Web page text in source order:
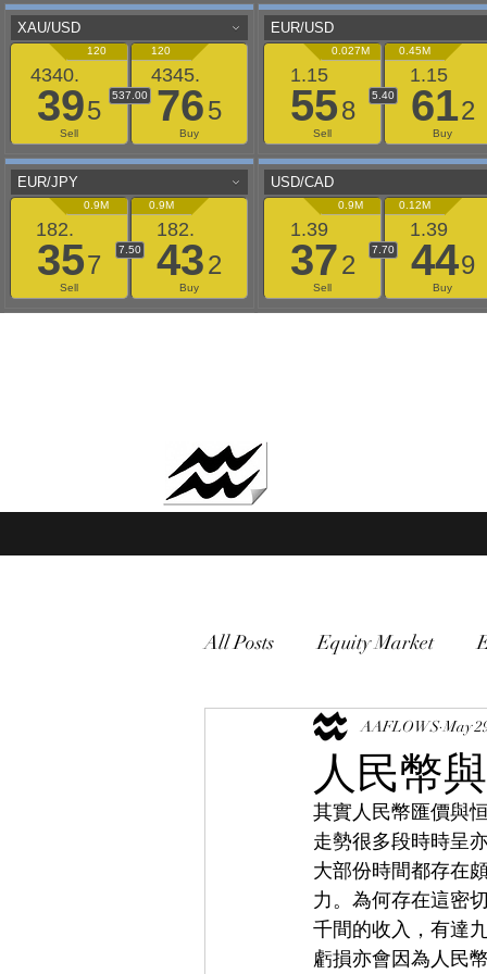
All Posts Equity Market
VIX Market
Currency Macro
人民幣
AAFLOWS May
其實人民幣匯價與
走勢很多段時時呈
大部份時間都存在
力。為何存在這密
千間的收入，有達
虧損亦會因為人民